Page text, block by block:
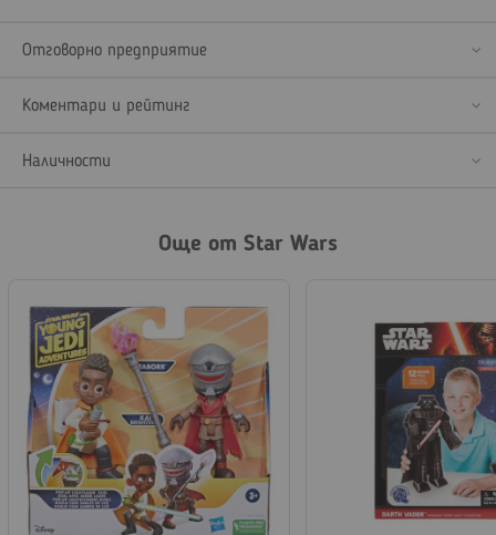
Отговорно предприятие
Коментари и рейтинг
Наличности
Още от Star Wars